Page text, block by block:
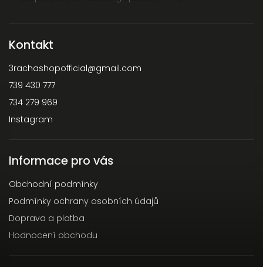
Kontakt
3rachashopofficial@gmail.com
739 430 777
734 279 969
Instagram
Informace pro vás
Obchodní podmínky
Podmínky ochrany osobních údajů
Doprava a platba
Hodnocení obchodu